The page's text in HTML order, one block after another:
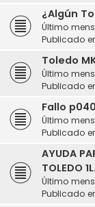
¿Algún
Último
Publicado
Toledo
Último
Publicado
Fallo
Último
Publicado
AYUDA
TOLEDO 1L.
Último
Publicado